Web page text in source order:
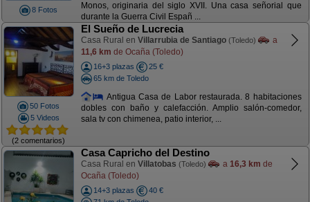
8 Fotos
Monos, originaria del siglo XVII. Una casa señorial que
durante la Guerra Civil Españ ...
50 Fotos
5 Videos
(2 comentarios)
El Sueño de Lucrecia
Casa Rural en Villarrubia de Santiago (Toledo)
a
11,6 km de Ocaña (Toledo)
16+3 plazas
25 €
65 km de Toledo
Antigua Casa de Labor restaurada. 8 habitaciones
dobles con baño y calefacción. Amplio salón-comedor,
sala tv con chimenea, patio interior, ...
Casa Capricho del Destino
Casa Rural en Villatobas (Toledo) a 16,3 km de
Ocaña (Toledo)
14+3 plazas
40 €